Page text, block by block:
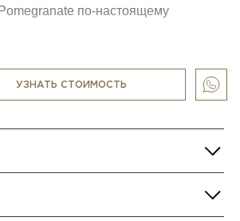
по-настоящему
насыщенным контрастом
УЗНАТЬ СТОИМОСТЬ